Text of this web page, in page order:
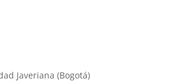
Javeriana (Bogotá)